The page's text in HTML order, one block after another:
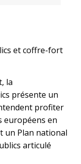
et coffre-fort
la
présente un
profiter
européens en
un Plan national
articulé